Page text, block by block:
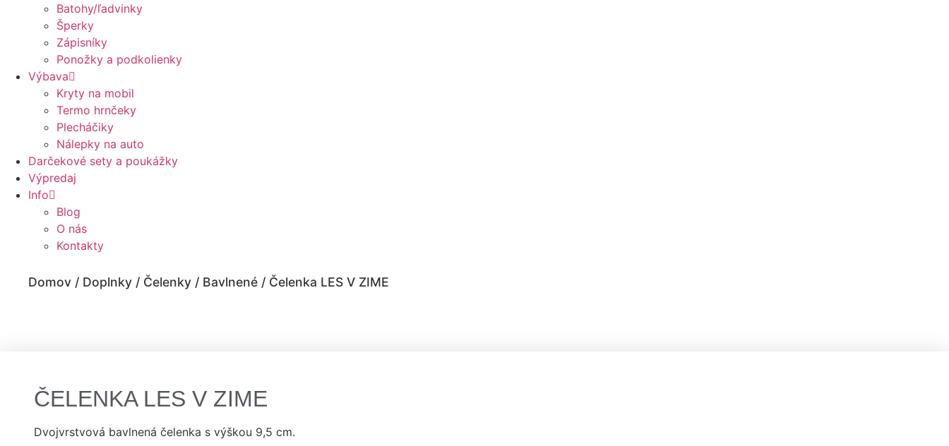
Batohy/ľadvinky
Šperky
Zápisníky
Ponožky a podkolienky
Výbava
Kryty na mobil
Termo hrnčeky
Plecháčiky
Nálepky na auto
Darčekové sety a poukážky
Výpredaj
Info
Blog
O nás
Kontakty
Domov / Doplnky / Čelenky / Bavlnené / Čelenka LES V ZIME
ČELENKA LES V ZIME
Dvojvrstvová bavlnená čelenka s výškou 9,5 cm.